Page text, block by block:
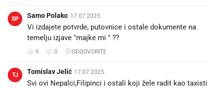
SP Samo Polako 17.07.2025.
Vi izdajete potvrde, putovnice i ostale dokumente na
temelju izjave "majke mi " ??
9 0 ODGOVORITE
TJ Tomislav Jelić 17.07.2025.
Svi ovi Nepalci,Filipinci i ostali koji žele radit kao taxisti